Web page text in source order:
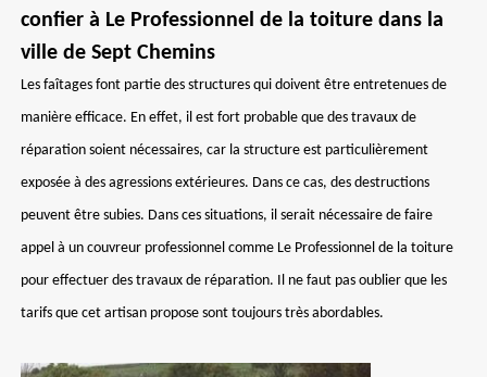
confier à Le Professionnel de la toiture dans la
ville de Sept Chemins
Les faîtages font partie des structures qui doivent être entretenues de
manière efficace. En effet, il est fort probable que des travaux de
réparation soient nécessaires, car la structure est particulièrement
exposée à des agressions extérieures. Dans ce cas, des destructions
peuvent être subies. Dans ces situations, il serait nécessaire de faire
appel à un couvreur professionnel comme Le Professionnel de la toiture
pour effectuer des travaux de réparation. Il ne faut pas oublier que les
tarifs que cet artisan propose sont toujours très abordables.